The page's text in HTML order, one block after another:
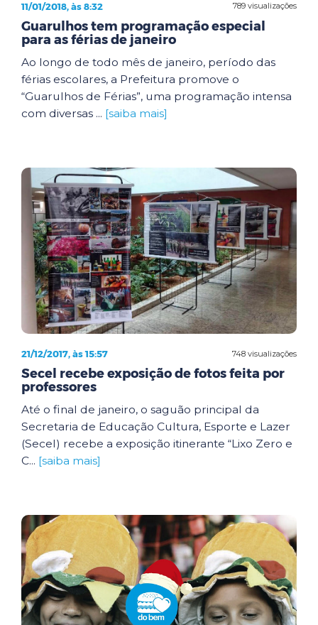
789 visualizações
11/01/2018, às 8:32
Guarulhos tem programação especial
para as férias de janeiro
Ao longo de todo mês de janeiro, período das
férias escolares, a Prefeitura promove o
“Guarulhos de Férias”, uma programação intensa
com diversas ... [saiba mais]
748 visualizações
21/12/2017, às 15:57
Secel recebe exposição de fotos feita por
professores
Até o final de janeiro, o saguão principal da
Secretaria de Educação Cultura, Esporte e Lazer
(Secel) recebe a exposição itinerante “Lixo Zero e
C... [saiba mais]